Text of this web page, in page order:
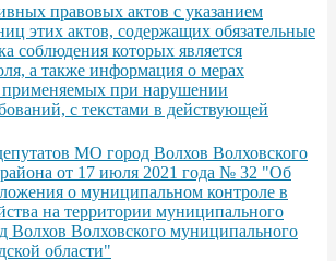
правовых актов с указанием
этих актов, содержащих обязательные
соблюдения которых является
а также информация о мерах
применяемых при нарушении
с текстами в действующей
МО город Волхов Волховского
от 17 июля 2021 года № 32 "Об
о муниципальном контроле в
на территории муниципального
Волхов Волховского муниципального
области"